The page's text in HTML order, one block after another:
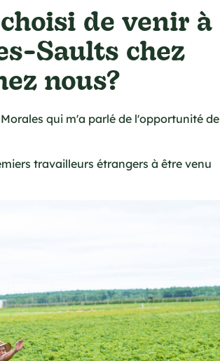
de venir à
Saults chez
nous?
qui m'a parlé de l'opportunité de
travailleurs étrangers à être venu